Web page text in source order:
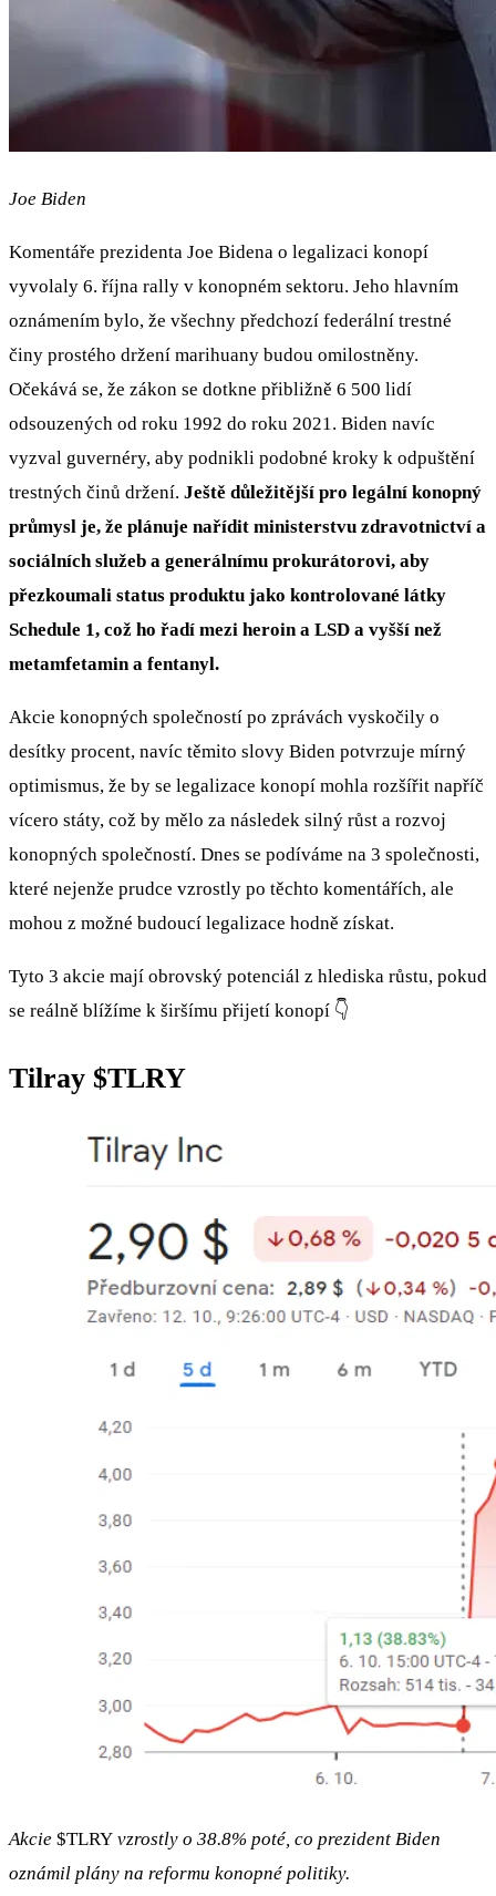
Joe Biden
Komentáře prezidenta Joe Bidena o legalizaci konopí
vyvolaly 6. října rally v konopném sektoru. Jeho hlavním
oznámením bylo, že všechny předchozí federální trestné
činy prostého držení marihuany budou omilostněny.
Očekává se, že zákon se dotkne přibližně 6 500 lidí
odsouzených od roku 1992 do roku 2021. Biden navíc
vyzval guvernéry, aby podnikli podobné kroky k odpuštění
trestných činů držení. Ještě důležitější pro legální konopný
průmysl je, že plánuje nařídit ministerstvu zdravotnictví a
sociálních služeb a generálnímu prokurátorovi, aby
přezkoumali status produktu jako kontrolované látky
Schedule 1, což ho řadí mezi heroin a LSD a vyšší než
metamfetamin a fentanyl.
Akcie konopných společností po zprávách vyskočily o
desítky procent, navíc těmito slovy Biden potvrzuje mírný
optimismus, že by se legalizace konopí mohla rozšířit napříč
vícero státy, což by mělo za následek silný růst a rozvoj
konopných společností. Dnes se podíváme na 3 společnosti,
které nejenže prudce vzrostly po těchto komentářích, ale
mohou z možné budoucí legalizace hodně získat.
Tyto 3 akcie mají obrovský potenciál z hlediska růstu, pokud
se reálně blížíme k širšímu přijetí konopí 👇
Tilray $TLRY
Akcie $TLRY vzrostly o 38.8% poté, co prezident Biden
oznámil plány na reformu konopné politiky.